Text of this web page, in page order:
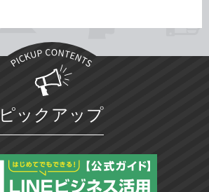
ピックアップ